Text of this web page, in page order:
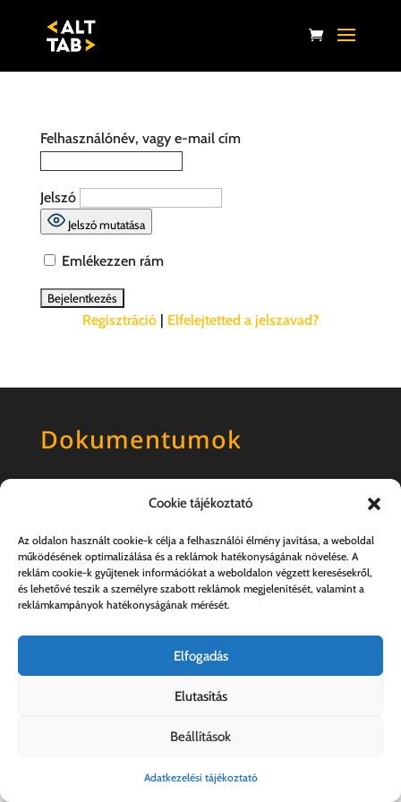
Cookie tájékoztató
Az oldalon használt cookie-k célja a felhasználói élmény javítása, a weboldal
működésének optimalizálása és a reklámok hatékonyságának növelése. A
reklám cookie-k gyűjtenek információkat a weboldalon végzett keresésekről,
és lehetővé teszik a személyre szabott reklámok megjelenítését, valamint a
reklámkampányok hatékonyságának mérését.
Elfogadás
Elutasítás
Beállítások
Adatkezelési tájékoztató
Felhasználónév, vagy e-mail cím
Jelszó
Jelszó mutatása
Emlékezzen rám
Regisztráció| Elfelejtetted a jelszavad?
Dokumentumok
Általános szerződési feltételek
Kovács András e.v. | 57357889-1-33